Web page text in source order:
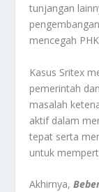
tunjangan
mencegah
Kasus Sritex
pemerintah
masalah
aktif dalam
tepat serta
untuk
Akhirnya,